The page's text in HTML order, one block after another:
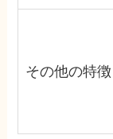
その他の特徴